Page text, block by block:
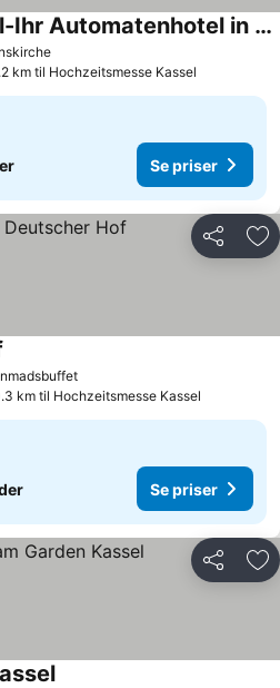
Adesso Hotel Kassel-Ihr Automatenhotel in Kassel
km til Hochzeitsmesse Kassel
Se priser
Del
km til Hochzeitsmesse Kassel
Se priser
Del